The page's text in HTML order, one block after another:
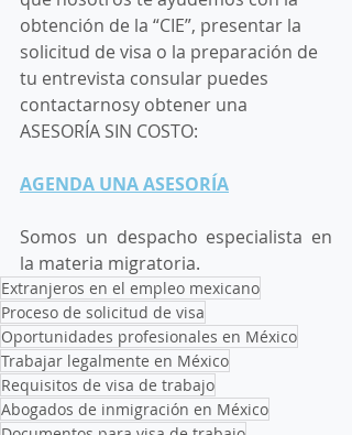
obtención de la “CIE”, presentar la
solicitud de visa o la preparación de
tu entrevista consular puedes
contactarnosy obtener una
ASESORÍA SIN COSTO:
AGENDA UNA ASESORÍA
Somos un despacho especialista en
la materia migratoria.
Extranjeros en el empleo mexicano
Proceso de solicitud de visa
Oportunidades profesionales en México
Trabajar legalmente en México
Requisitos de visa de trabajo
Abogados de inmigración en México